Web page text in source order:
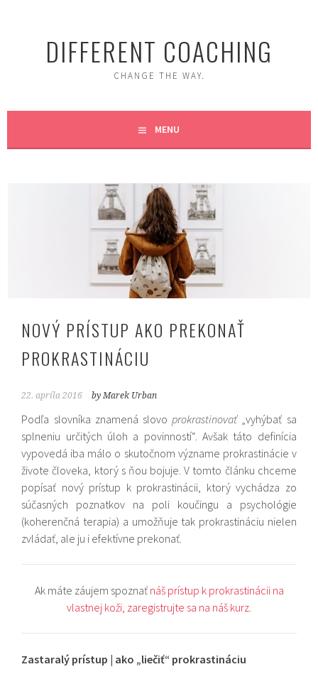
DIFFERENT COACHING
CHANGE THE WAY.
MENU
NOVÝ PRÍSTUP AKO PREKONAŤ
PROKRASTINÁCIU
22. apríla 2016 by Marek Urban
Podľa slovníka znamená slovoprokrastinovať„vyhýbať sa
splneniu určitých úloh a povinností“. Avšak táto definícia
vypovedá iba málo o skutočnom význame prokrastinácie v
živote človeka, ktorý s ňou bojuje. V tomto článku chceme
popísať nový prístup k prokrastinácii, ktorý vychádza zo
súčasných poznatkov na poli koučingu a psychológie
(koherenčná terapia) a umožňuje tak prokrastináciu nielen
zvládať, ale ju i efektívne prekonať.
Ak máte záujem spoznať náš prístup k prokrastinácii na
vlastnej koži, zaregistrujte sa na náš kurz.
Zastaralý prístup | ako „liečiť“ prokrastináciu